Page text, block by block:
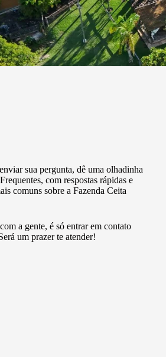
sua pergunta, dê uma olhadinha
com respostas rápidas e
comuns sobre a Fazenda Ceita
a gente, é só entrar em contato
um prazer te atender!